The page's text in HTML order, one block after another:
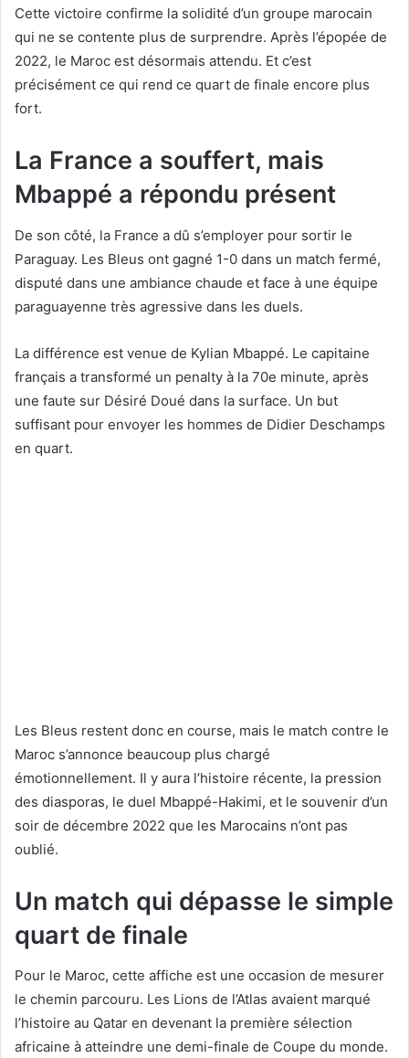
Cette victoire confirme la solidité d’un groupe marocain
qui ne se contente plus de surprendre. Après l’épopée de
2022, le Maroc est désormais attendu. Et c’est
précisément ce qui rend ce quart de finale encore plus
fort.
La France a souffert, mais
Mbappé a répondu présent
De son côté, la France a dû s’employer pour sortir le
Paraguay. Les Bleus ont gagné 1-0 dans un match fermé,
disputé dans une ambiance chaude et face à une équipe
paraguayenne très agressive dans les duels.
La différence est venue de Kylian Mbappé. Le capitaine
français a transformé un penalty à la 70e minute, après
une faute sur Désiré Doué dans la surface. Un but
suffisant pour envoyer les hommes de Didier Deschamps
en quart.
Les Bleus restent donc en course, mais le match contre le
Maroc s’annonce beaucoup plus chargé
émotionnellement. Il y aura l’histoire récente, la pression
des diasporas, le duel Mbappé-Hakimi, et le souvenir d’un
soir de décembre 2022 que les Marocains n’ont pas
oublié.
Un match qui dépasse le simple
quart de finale
Pour le Maroc, cette affiche est une occasion de mesurer
le chemin parcouru. Les Lions de l’Atlas avaient marqué
l’histoire au Qatar en devenant la première sélection
africaine à atteindre une demi-finale de Coupe du monde.